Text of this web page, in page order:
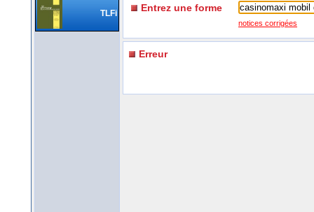
TLFi Entrez une forme
notices corrigées
Erreur